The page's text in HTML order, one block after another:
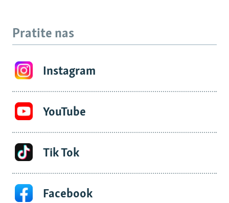
Pratite nas
Instagram
YouTube
Tik Tok
Facebook